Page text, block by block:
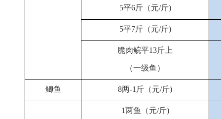
5平6斤（元/斤)
5平7斤（元/斤)
脆肉鲩平13斤上
（一级鱼）
鲫鱼 8两-1斤（元/斤)
1两鱼（元/斤)